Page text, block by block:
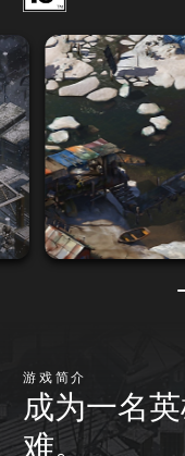
游戏简介
成为一名
难。